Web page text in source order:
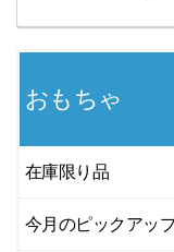
おもちゃ
在庫限り品
今月のピックアッ